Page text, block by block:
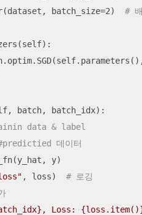
batch_size=2) #
batch, batch_idx):
data & label
데이터
y)
, loss) # 로깅
Loss: